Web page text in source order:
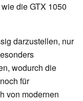
die GTX 1050
darzustellen, nur
wodurch die
für
von modernen